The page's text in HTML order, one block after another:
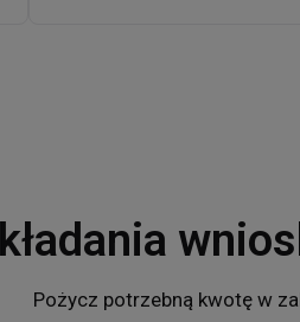
96
7
9
Pożycz potrzebną kwotę w